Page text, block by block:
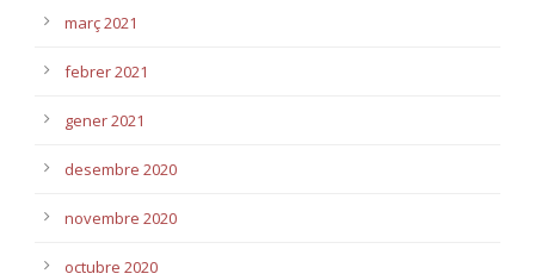
març 2021
febrer 2021
gener 2021
desembre 2020
novembre 2020
octubre 2020